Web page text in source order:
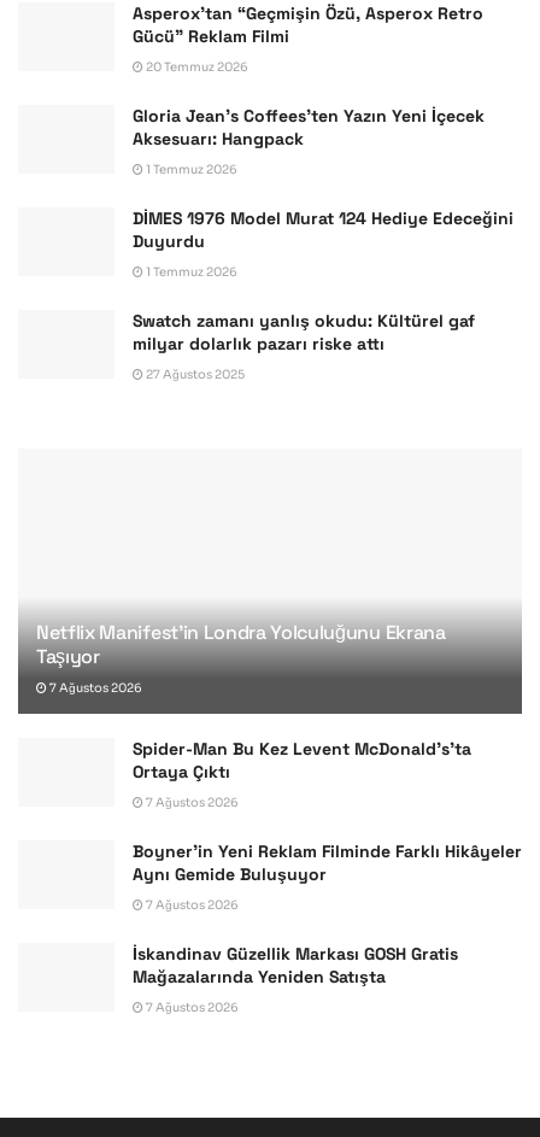
Asperox’tan “Geçmişin Özü, Asperox Retro
Gücü” Reklam Filmi
20 Temmuz 2026
Gloria Jean’s Coffees’ten Yazın Yeni İçecek
Aksesuarı: Hangpack
1 Temmuz 2026
DİMES 1976 Model Murat 124 Hediye Edeceğini
Duyurdu
1 Temmuz 2026
Swatch zamanı yanlış okudu: Kültürel gaf
milyar dolarlık pazarı riske attı
27 Ağustos 2025
Netflix Manifest’in Londra Yolculuğunu Ekrana
Taşıyor
7 Ağustos 2026
Spider-Man Bu Kez Levent McDonald’s’ta
Ortaya Çıktı
7 Ağustos 2026
Boyner’in Yeni Reklam Filminde Farklı Hikâyeler
Aynı Gemide Buluşuyor
7 Ağustos 2026
İskandinav Güzellik Markası GOSH Gratis
Mağazalarında Yeniden Satışta
7 Ağustos 2026